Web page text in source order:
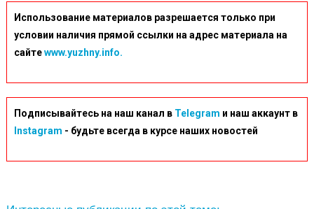
Использование материалов разрешается только при
условии наличия прямой ссылки на адрес материала на
сайтеwww.yuzhny.info.
Подписывайтесь на наш канал в Telegram и наш аккаунт в
Instagram - будьте всегда в курсе наших новостей